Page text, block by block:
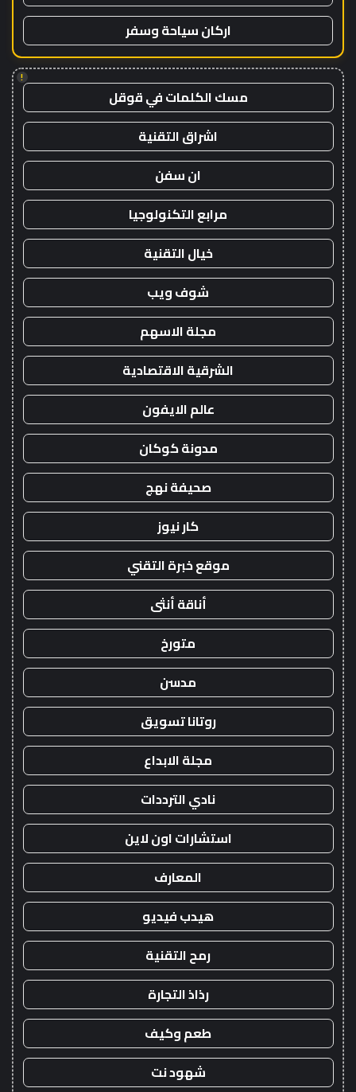
اركان سياحة وسفر
!
مسك الكلمات في قوقل
اشراق التقنية
ان سفن
مرابع التكنولوجيا
خيال التقنية
شوف ويب
مجلة الاسهم
الشرقية الاقتصادية
عالم الايفون
مدونة كوكان
صحيفة نهج
كار نيوز
موقع خبرة التقني
أناقة أنثى
متورخ
مدسن
روتانا تسويق
مجلة الابداع
نادي الترددات
استشارات اون لاين
المعارف
هيدب فيديو
رمح التقنية
رذاذ التجارة
طعم وكيف
شهود نت